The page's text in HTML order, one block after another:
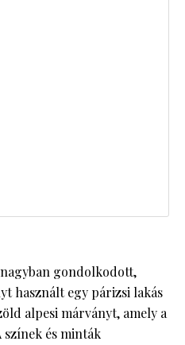
gondolkodott,
használt egy párizsi lakás
alpesi márványt, amely a
színek és minták